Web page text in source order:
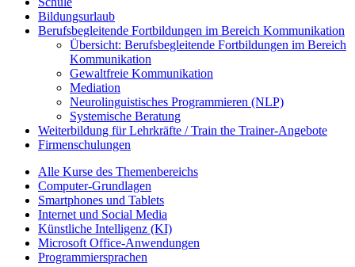
Bildungsurlaub
Berufsbegleitende Fortbildungen im Bereich Kommunikation
Übersicht: Berufsbegleitende Fortbildungen im Bereich
Kommunikation
Gewaltfreie Kommunikation
Mediation
Neurolinguistisches Programmieren (NLP)
Systemische Beratung
Weiterbildung für Lehrkräfte / Train the Trainer-Angebote
Firmenschulungen
Alle Kurse des Themenbereichs
Computer-Grundlagen
Smartphones und Tablets
Internet und Social Media
Künstliche Intelligenz (KI)
Microsoft Office-Anwendungen
Programmiersprachen